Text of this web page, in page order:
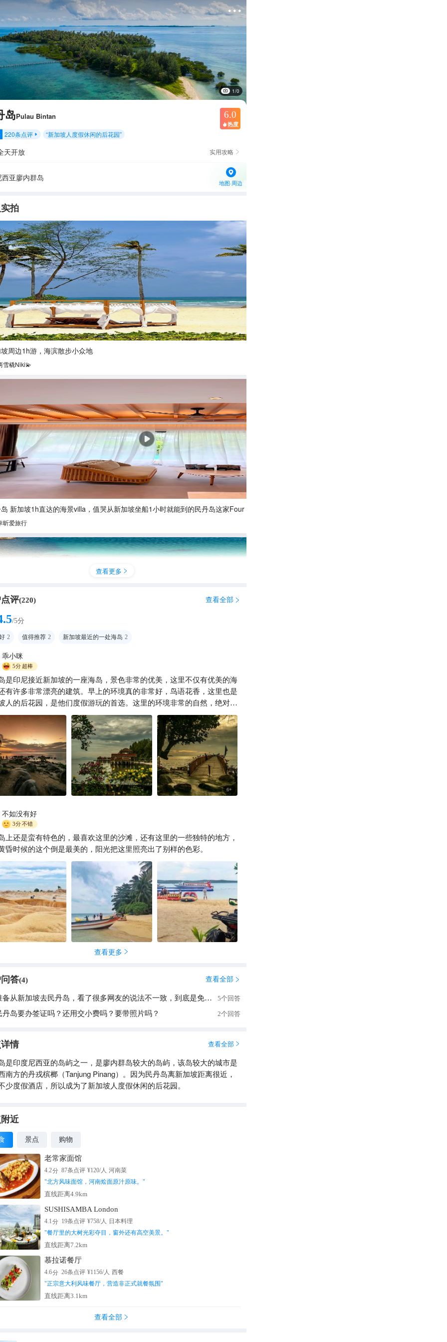

1/0
岛Pulau Bintan 6.0
 热度
220条点评  “新加坡人度假休闲的后花园”
天开放 实用攻略 
亚廖内群岛
地图·周边
拍
周边1h游，海滨散步小众地
雪橇Niki💫
新加坡1h直达的海景villa，值哭从新加坡坐船1小时就能到的民丹岛这家Four Point
昕爱旅行
家暑期都来青岛看海了，我却在深深怀念印度尼西亚的那片海滩，谢谢Club Med民丹岛的邀请，
宝出游记
查看更多 
评(220) 查看全部 
/5分
2 值得推荐 2 新加坡最近的一处海岛 2
乖小咪
5分超棒
是印尼接近新加坡的一座海岛，景色非常的优美，这里不仅有优美的海
有许多非常漂亮的建筑。早上的环境真的非常好，鸟语花香，这里也是
人的后花园，是他们度假游玩的首选。这里的环境非常的自然，绝对值
。
6+
不如没有好
3分不错
上还是蛮有特色的，最喜欢这里的沙滩，还有这里的一些独特的地方，
昏时候的这个倒是最美的，阳光把这里照亮出了别样的色彩。
查看更多 
答(4) 查看全部 
准备从新加坡去民丹岛，看了很多网友的说法不一致，到底是免签还是落地签呢？ 5个回答
丹岛要办签证吗？还用交小费吗？要带照片吗？ 2个回答
情 查看全部 
是印度尼西亚的岛屿之一，是廖内群岛较大的岛屿，该岛较大的城市是
南方的丹戎槟榔（Tanjung Pinang）。因为民丹岛离新加坡距离很近，
少度假酒店，所以成为了新加坡人度假休闲的后花园。
近
景点 购物
老常家面馆
4.2分 87条点评 ¥120/人 河南菜
"北方风味面馆，河南烩面原汁原味。 "
直线距离4.9km
SUSHISAMBA London
4.1 分 19条点评 ¥758/人
日本料理
"餐厅里的大树光彩夺目，窗外还有高空美景。 "
直线距离7.2km
慕拉诺餐厅
4.6分 26条点评 ¥1156/人 西餐
"正宗意大利风味餐厅，营造非正式就餐氛围"
直线距离3.1km
查看全部 